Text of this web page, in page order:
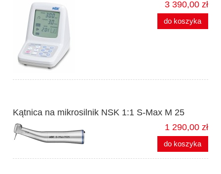
3 390,00 zł
do koszyka
Kątnica na mikrosilnik NSK 1:1 S-Max M 25
1 290,00 zł
do koszyka